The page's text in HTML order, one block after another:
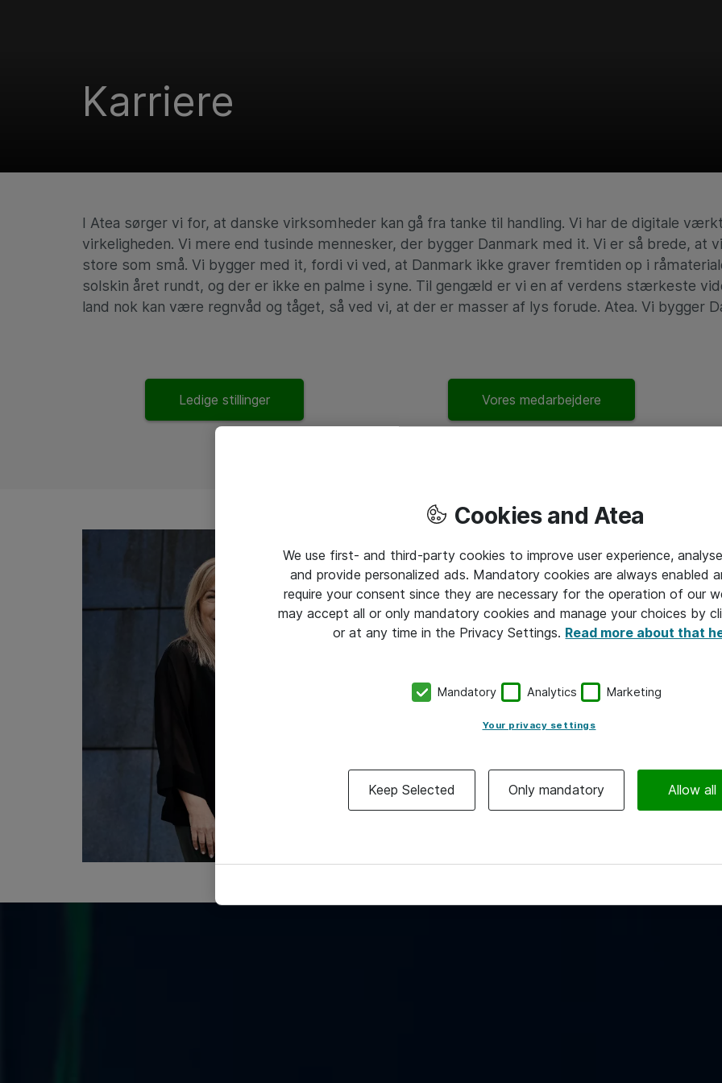
Karriere
I Atea sørger vi for, at danske virksomheder kan gå fra tanke til handling. Vi har de digitale
virkeligheden. Vi mere end tusinde mennesker, der bygger Danmark med it. Vi er så brede, at
store som små. Vi bygger med it, fordi vi ved, at Danmark ikke graver fremtiden op i
solskin året rundt, og der er ikke en palme i syne. Til gengæld er vi en af verdens stærkeste
land nok kan være regnvåd og tåget, så ved vi, at der er masser af lys forude. Atea. Vi bygger
Ledige stillinger Vores medarbejdere
Atea søger
Vi opruster i Atea
Datacenter, Cloud,
Workplace Productivity,
I Atea arbejder vi tæt
og konceptbaserede
fagligt miljø, hvor vi
forskel. Dyk ned i vores
den, der matcher dig. Vi
Cookies and Atea
We use first- and third-party cookies to improve user experience,
and provide personalized ads. Mandatory cookies are always enabled
require your consent since they are necessary for the operation of our
may accept all or only mandatory cookies and manage your choices by
or at any time in the Privacy Settings. Read more about that
Mandatory Analytics Marketing
Your privacy settings
Keep Selected Only mandatory Allow all